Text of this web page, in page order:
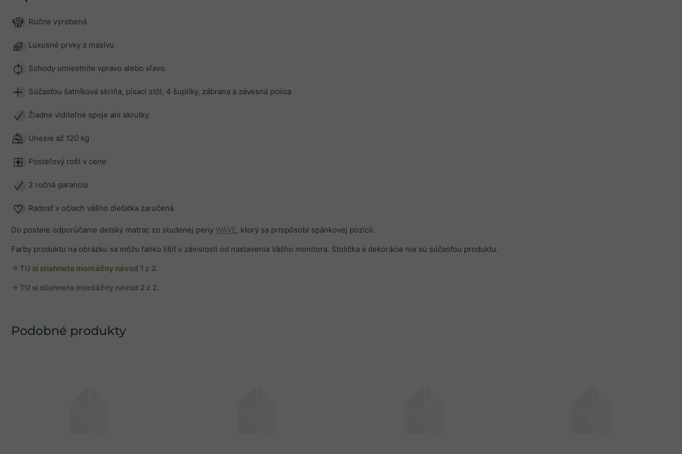
Ručne vyrobená
Luxusné prvky z masívu
Schody umiestnite vpravo alebo vľavo
Súčasťou šatníková skriňa, písací stôl, 4 šuplíky, zábrana a závesná polica
Žiadne viditeľné spoje ani skrutky
Unesie až 120 kg
Posteľový rošt v cene
2 ročná garancia
Radosť v očiach vášho dieťatka zaručená
Do postele odporúčame detský matrac zo studenej peny WAVE, ktorý sa prispôsobí spánkovej pozícii.
Farby produktu na obrázku sa môžu ľahko líšiť v závislosti od nastavenia Vášho monitora. Stolička a dekorácie nie sú súčasťou produktu.
→ TU si stiahnete montážny návod 1 z 2.
→ TU si stiahnete montážny návod 2 z 2.